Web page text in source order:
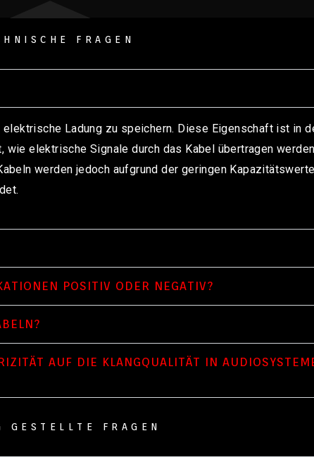
FRAGEN
Ladung zu speichern. Diese Eigenschaft ist in
elektrische Signale durch das Kabel übertragen
werden jedoch aufgrund der geringen
POSITIV ODER NEGATIV?
AUF DIE KLANGQUALITÄT IN
GESTELLTE FRAGEN